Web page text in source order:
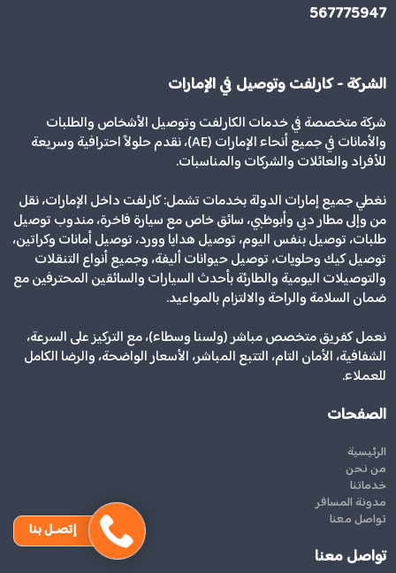
567775947
الشركة - كارلفت وتوصيل في الإمارات
شركة متخصصة في خدمات الكارلفت وتوصيل الأشخاص والطلبات
والأمانات في جميع أنحاء الإمارات (AE)، نقدم حلولاً احترافية وسريعة
للأفراد والعائلات والشركات والمناسبات.
نغطي جميع إمارات الدولة بخدمات تشمل: كارلفت داخل الإمارات، نقل
من وإلى مطار دبي وأبوظبي، سائق خاص مع سيارة فاخرة، مندوب توصيل
طلبات، توصيل بنفس اليوم، توصيل هدايا وورد، توصيل أمانات وكراتين،
توصيل كيك وحلويات، توصيل حيوانات أليفة، وجميع أنواع التنقلات
والتوصيلات اليومية والطارئة بأحدث السيارات والسائقين المحترفين مع
ضمان السلامة والراحة والالتزام بالمواعيد.
نعمل كفريق متخصص مباشر (ولسنا وسطاء)، مع التركيز على السرعة،
الشفافية، الأمان التام، التتبع المباشر، الأسعار الواضحة، والرضا الكامل
للعملاء.
الصفحات
الرئيسية
من نحن
خدماتنا
مدونة المسافر
تواصل معنا
تواصل معنا
إتصـل بنا